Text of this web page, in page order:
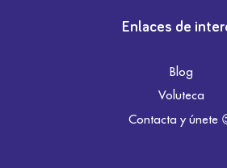
Enlaces de
Blog
Voluteca
Contacta y únete